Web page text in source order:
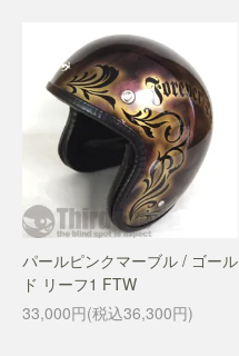
パールピンクマーブル / ゴール
ド リーフ1 FTW
33,000円(税込36,300円)